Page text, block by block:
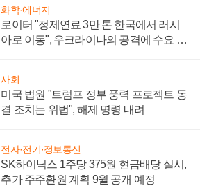
화학·에너지
로이터 "정제연료 3만 톤 한국에서 러시
아로 이동", 우크라이나의 공격에 수요 늘
사회
미국 법원 "트럼프 정부 풍력 프로젝트 동
결 조치는 위법", 해제 명령 내려
전자·전기·정보통신
SK하이닉스 1주당 375원 현금배당 실시,
추가 주주환원 계획 9월 공개 예정